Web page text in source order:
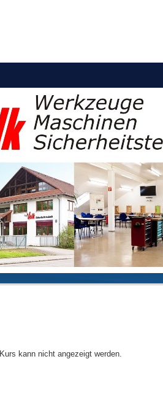
kann nicht angezeigt werden.